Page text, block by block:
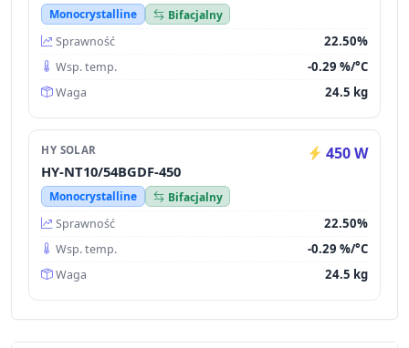
Monocrystalline
Bifacjalny
Sprawność
22.50%
Wsp. temp. -0.29 %/°C
Waga 24.5 kg
HY SOLAR 450 W
HY-NT10/54BGDF-450
Monocrystalline
Bifacjalny
Sprawność
22.50%
Wsp. temp. -0.29 %/°C
Waga 24.5 kg